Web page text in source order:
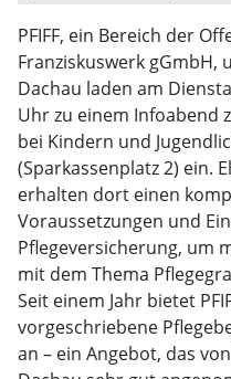
PFIFF, ein Bereich der
Franziskuswerk
Dachau laden am
Uhr zu einem Infoabend
bei Kindern und
(Sparkassenplatz 2) ein.
erhalten dort einen
Voraussetzungen und
Pflegeversicherung, um
mit dem Thema
Seit einem Jahr bietet
vorgeschriebene
an – ein Angebot, das